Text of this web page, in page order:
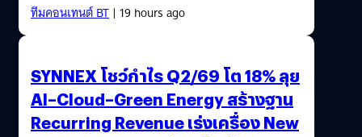
ทีมคอนเทนต์ BT| 19 hours ago
SYNNEX โชว์กำไร Q2/69 โต 18% ลุย
AI–Cloud–Green Energy สร้างฐาน
Recurring Revenue เร่งเครื่อง New